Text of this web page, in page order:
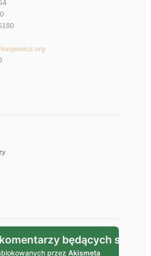
będących
przez Akismeta